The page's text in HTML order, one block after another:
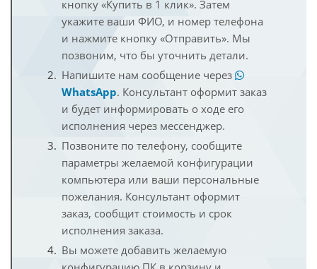
кнопку «Купить в 1 клик». Затем
укажите ваши ФИО, и номер телефона
и нажмите кнопку «Отправить». Мы
позвоним, что бы уточнить детали.
Напишите нам сообщение через
WhatsApp. Консультант оформит заказ
и будет информировать о ходе его
исполнения через мессенджер.
Позвоните по телефону, сообщите
параметры желаемой конфигурации
компьютера или ваши персональные
пожелания. Консультант оформит
заказ, сообщит стоимость и срок
исполнения заказа.
Вы можете добавить желаемую